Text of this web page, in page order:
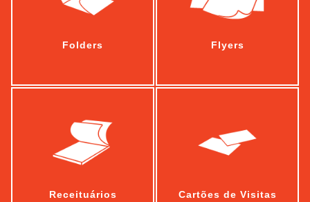
Folders Flyers
Receituários Cartões de Visitas